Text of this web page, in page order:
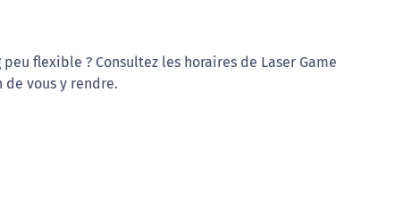
flexible ? Consultez les horaires de Laser Game
vous y rendre.